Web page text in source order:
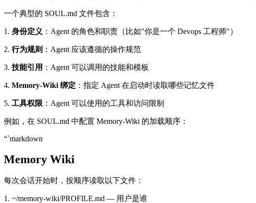
一个典型的 SOUL.md 文件包含：
1. 身份定义 ：Agent 的角色和职责（比如"你是一个 Devops 工程师"）
2. 行为规则 ：Agent 应该遵循的操作规范
3. 技能引用 ：Agent 可以调用的技能和模板
4. Memory-Wiki 绑定 ：指定 Agent 在启动时读取哪些记忆文件
5. 工具权限 ：Agent 可以使用的工具和访问限制
例如，在 SOUL.md 中配置 Memory-Wiki 的加载顺序：
“`markdown
Memory Wiki
每次会话开始时，按顺序读取以下文件：
1. ~/memory-wiki/PROFILE.md — 用户是谁